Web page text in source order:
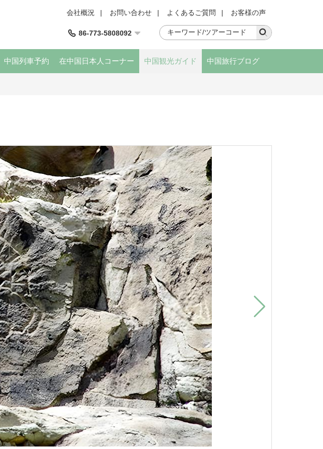
会社概況 | お問い合わせ | よくあるご質問 | お客様の声
86-773-5808092
中国列車予約 在中国日本人コーナー 中国観光ガイド 中国旅行ブログ